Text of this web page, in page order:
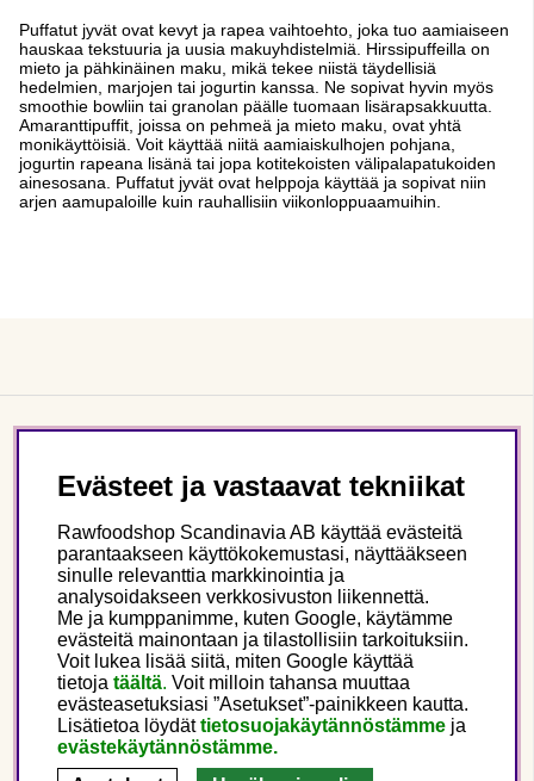
Puffatut jyvät ovat kevyt ja rapea vaihtoehto, joka tuo aamiaiseen
hauskaa tekstuuria ja uusia makuyhdistelmiä. Hirssipuffeilla on
mieto ja pähkinäinen maku, mikä tekee niistä täydellisiä
hedelmien, marjojen tai jogurtin kanssa. Ne sopivat hyvin myös
smoothie bowliin tai granolan päälle tuomaan lisärapsakkuutta.
Amaranttipuffit, joissa on pehmeä ja mieto maku, ovat yhtä
monikäyttöisiä. Voit käyttää niitä aamiaiskulhojen pohjana,
jogurtin rapeana lisänä tai jopa kotitekoisten välipalapatukoiden
ainesosana. Puffatut jyvät ovat helppoja käyttää ja sopivat niin
arjen aamupaloille kuin rauhallisiin viikonloppuaamuihin.
Seuraa meitä
Tämä on Rawfoodshop
Finland
Evästeet ja vastaavat tekniikat
Rawfoodshop Scandinavia AB käyttää evästeitä
parantaakseen käyttökokemustasi, näyttääkseen
sinulle relevanttia markkinointia ja
analysoidakseen verkkosivuston liikennettä.
Me ja kumppanimme, kuten Google, käytämme
evästeitä mainontaan ja tilastollisiin tarkoituksiin.
Voit lukea lisää siitä, miten Google käyttää
tietoja täältä. Voit milloin tahansa muuttaa
evästeasetuksiasi ”Asetukset”-painikkeen kautta.
Lisätietoa löydättietosuojakäytännöstämme ja
evästekäytännöstämme.